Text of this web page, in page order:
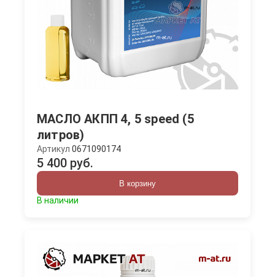
МАСЛО АКПП 4, 5 speed (5
литров)
Артикул 0671090174
5 400 руб.
В корзину
В наличии